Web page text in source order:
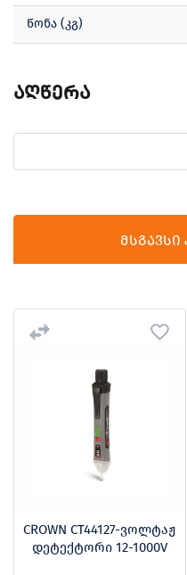
წონა (კგ)
აღწერა
CROWN CT44127-ვოლტაჟ
დეტექტორი 12-1000V